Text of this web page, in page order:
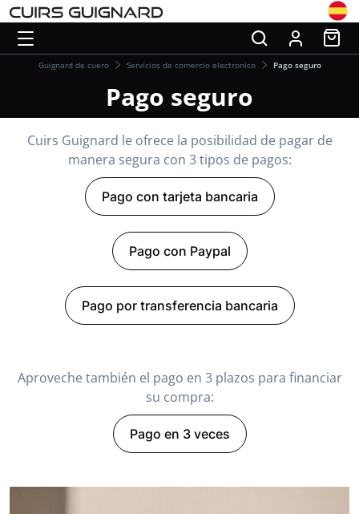
Guignard de cuero Servicios de comercio electronico Pago seguro
Pago seguro
Cuirs Guignard le ofrece la posibilidad de pagar de
manera segura con 3 tipos de pagos:
Pago con tarjeta bancaria
Pago con Paypal
Pago por transferencia bancaria
Aproveche también el pago en 3 plazos para financiar
su compra:
Pago en 3 veces